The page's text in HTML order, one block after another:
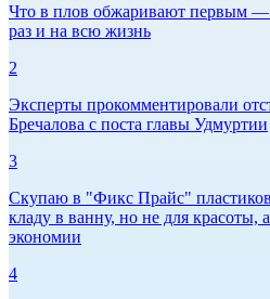
Что в плов обжаривают первым —
раз и на всю жизнь
2
Эксперты прокомментировали
Бречалова с поста главы Удмуртии
3
Скупаю в "Фикс Прайс"
кладу в ванну, но не для красоты,
экономии
4